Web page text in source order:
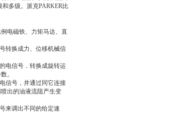
多级。派克PARKER比
电磁铁、力矩马达、直
转换成力、位移机械信
电信号．转换成旋转运
。
信号，并通过同它连接
出的油液流阻产生变
来调出不同的给定速